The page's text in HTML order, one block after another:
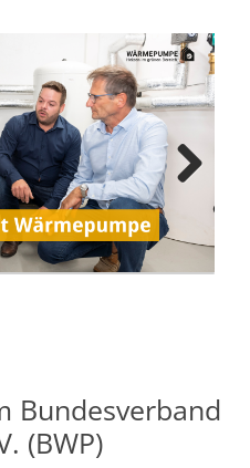
NEXT
Bundesverband
(BWP)